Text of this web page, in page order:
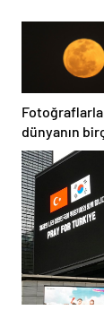
Fotoğraflarla
dünyanın
yerinden
manzaraları